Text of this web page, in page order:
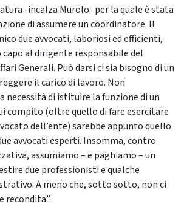
-incalza Murolo- per la quale è stata
di assumere un coordinatore. Il
due avvocati, laboriosi ed efficienti,
capo al dirigente responsabile del
Generali. Può darsi ci sia bisogno di un
il carico di lavoro. Non
necessità di istituire la funzione di un
compito (oltre quello di fare esercitare
dell’ente) sarebbe appunto quello
avvocati esperti. Insomma, contro
assumiamo – e paghiamo – un
due professionisti e qualche
A meno che, sotto sotto, non ci
recondita”.